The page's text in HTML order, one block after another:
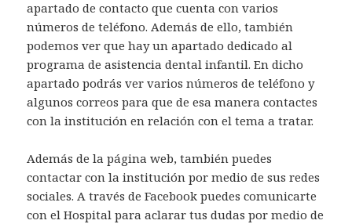
apartado de contacto que cuenta con varios
números de teléfono. Además de ello, también
podemos ver que hay un apartado dedicado al
programa de asistencia dental infantil. En dicho
apartado podrás ver varios números de teléfono y
algunos correos para que de esa manera contactes
con la institución en relación con el tema a tratar.
Además de la página web, también puedes
contactar con la institución por medio de sus redes
sociales. A través de Facebook puedes comunicarte
con el Hospital para aclarar tus dudas por medio de